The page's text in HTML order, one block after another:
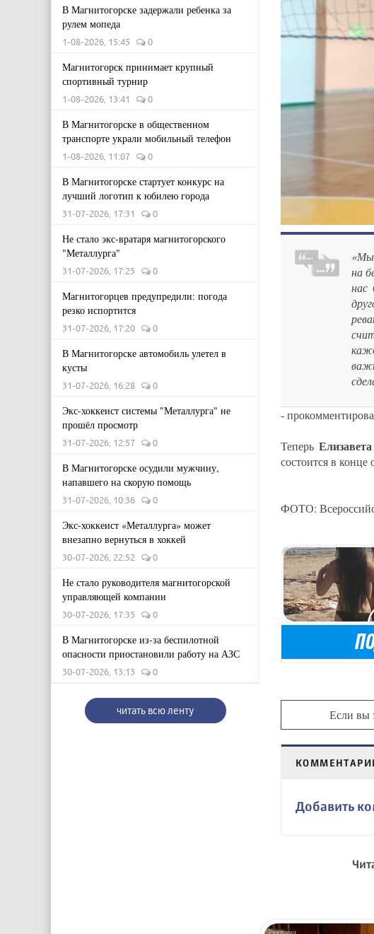
В Магнитогорске задержали ребенка за
рулем мопеда
1-08-2026, 15:45 0
Магнитогорск принимает крупный
спортивный турнир
1-08-2026, 13:41 0
В Магнитогорске в общественном
транспорте украли мобильный телефон
1-08-2026, 11:07 0
В Магнитогорске стартует конкурс на
лучший логотип к юбилею города
31-07-2026, 17:31 0
Не стало экс-вратаря магнитогорского
"Металлурга"
31-07-2026, 17:25 0
Магнитогорцев предупредили: погода
резко испортится
31-07-2026, 17:20 0
В Магнитогорске автомобиль улетел в
кусты
31-07-2026, 16:28 0
Экс-хоккеист системы "Металлурга" не
прошёл просмотр
31-07-2026, 12:57 0
В Магнитогорске осудили мужчину,
напавшего на скорую помощь
31-07-2026, 10:36 0
Экс-хоккеист «Металлурга» может
внезапно вернуться в хоккей
30-07-2026, 22:52 0
Не стало руководителя магнитогорской
управляющей компании
30-07-2026, 17:35 0
В Магнитогорске из-за беспилотной
опасности приостановили работу на АЗС
30-07-2026, 13:13 0
читать всю ленту
«Мы
на
нас
-
Теперь
состоится в конце
ФОТО:
Если вы
Добавить